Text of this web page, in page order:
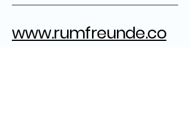
www.rumfreunde.co